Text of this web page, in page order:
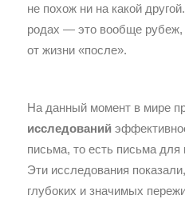
не похож ни на какой
родах — это вообще
от жизни «после».
На данный момент в мире
исследований
письма, то есть письма для
Эти исследования
глубоких и значимых